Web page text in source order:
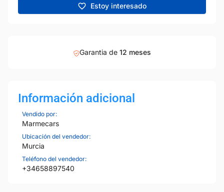
Estoy interesado
Garantia de 12 meses
Información adicional
Vendido por:
Marmecars
Ubicación del vendedor:
Murcia
Teléfono del vendedor:
+34658897540